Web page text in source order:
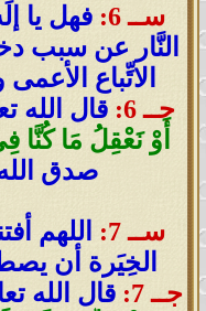
ســ 6:
فهل يا
النَّار عن سبب
الاتِّباع
جــ 6:
قال الله
أَوْ نَعْقِلُ مَا كُنَّا
صدق
ســ 7:
اللهم
الخِيَرة أن
جــ 7:
قال الله